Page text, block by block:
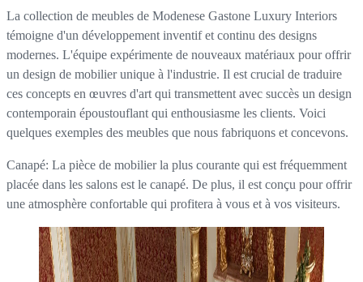
La collection de meubles de Modenese Gastone Luxury Interiors
témoigne d'un développement inventif et continu des designs
modernes. L'équipe expérimente de nouveaux matériaux pour offrir
un design de mobilier unique à l'industrie. Il est crucial de traduire
ces concepts en œuvres d'art qui transmettent avec succès un design
contemporain époustouflant qui enthousiasme les clients. Voici
quelques exemples des meubles que nous fabriquons et concevons.
Canapé: La pièce de mobilier la plus courante qui est fréquemment
placée dans les salons est le canapé. De plus, il est conçu pour offrir
une atmosphère confortable qui profitera à vous et à vos visiteurs.